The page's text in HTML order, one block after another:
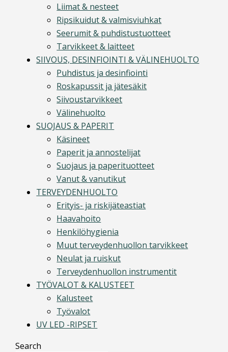
Liimat & nesteet
Ripsikuidut & valmisviuhkat
Seerumit & puhdistustuotteet
Tarvikkeet & laitteet
SIIVOUS, DESINFIOINTI & VÄLINEHUOLTO
Puhdistus ja desinfiointi
Roskapussit ja jätesäkit
Siivoustarvikkeet
Välinehuolto
SUOJAUS & PAPERIT
Käsineet
Paperit ja annostelijat
Suojaus ja paperituotteet
Vanut & vanutikut
TERVEYDENHUOLTO
Erityis- ja riskijäteastiat
Haavahoito
Henkilöhygienia
Muut terveydenhuollon tarvikkeet
Neulat ja ruiskut
Terveydenhuollon instrumentit
TYÖVALOT & KALUSTEET
Kalusteet
Työvalot
UV LED -RIPSET
Search